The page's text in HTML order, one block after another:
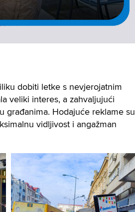
dobiti letke s nevjerojatnim
veliki interes, a zahvaljujući
građanima. Hodajuće reklame su
vidljivost i angažman